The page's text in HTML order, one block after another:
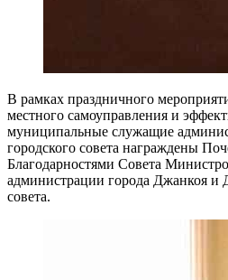
В рамках праздничного
местного самоуправления и
муниципальные служащие
городского совета награждены
Благодарностями Совета
администрации города Джанкоя и
совета.